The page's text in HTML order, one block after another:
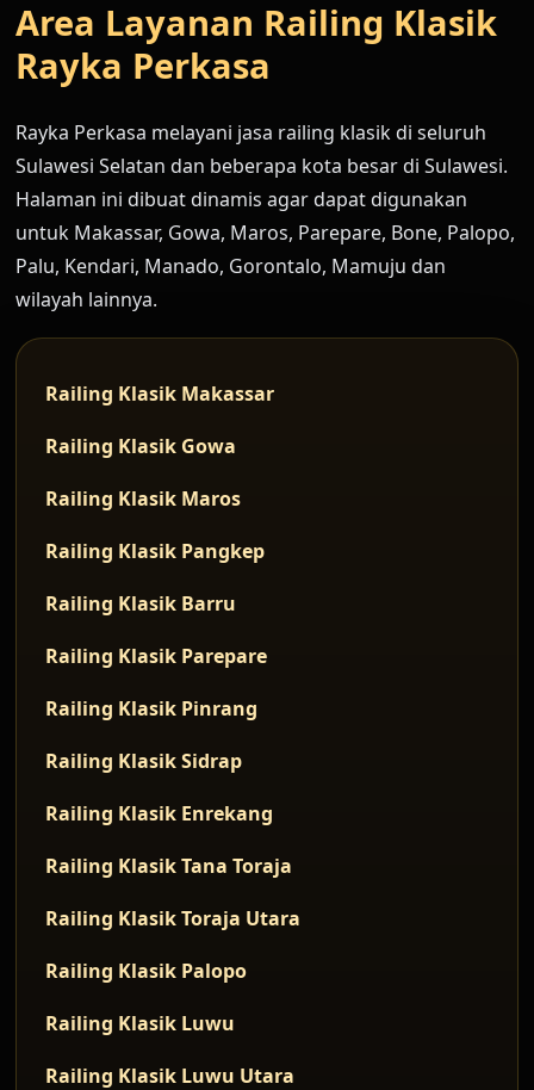
Area Layanan Railing Klasik
Rayka Perkasa
Rayka Perkasa melayani jasa railing klasik di seluruh
Sulawesi Selatan dan beberapa kota besar di Sulawesi.
Halaman ini dibuat dinamis agar dapat digunakan
untuk Makassar, Gowa, Maros, Parepare, Bone, Palopo,
Palu, Kendari, Manado, Gorontalo, Mamuju dan
wilayah lainnya.
Railing Klasik Makassar
Railing Klasik Gowa
Railing Klasik Maros
Railing Klasik Pangkep
Railing Klasik Barru
Railing Klasik Parepare
Railing Klasik Pinrang
Railing Klasik Sidrap
Railing Klasik Enrekang
Railing Klasik Tana Toraja
Railing Klasik Toraja Utara
Railing Klasik Palopo
Railing Klasik Luwu
Railing Klasik Luwu Utara